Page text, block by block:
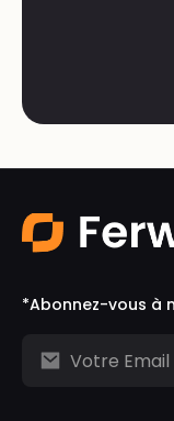
*Abonnez-vous à